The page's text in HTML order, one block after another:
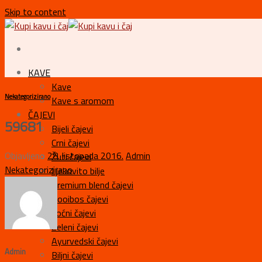
Skip to content
KAVE
Kave
Kave s aromom
ČAJEVI
Bijeli čajevi
Crni čajevi
Žuti čajevi
Ljekovito bilje
Premium blend čajevi
Rooibos čajevi
Voćni čajevi
Zeleni čajevi
Ayurvedski čajevi
Biljni čajevi
Nekategorizirano
59681
Objavljeno 28. listopada 2016. Admin
Nekategorizirano
Admin